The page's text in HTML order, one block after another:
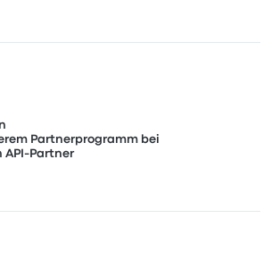
Partnerprogramm bei
API-Partner